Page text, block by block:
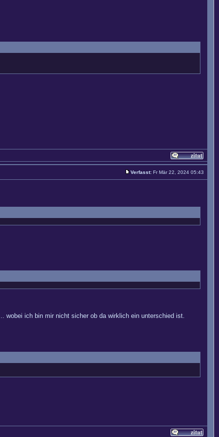
Verfasst: Fr Mär 22, 2024 05:43
wobei ich bin mir nicht sicher ob da wirklich ein unterschied ist.